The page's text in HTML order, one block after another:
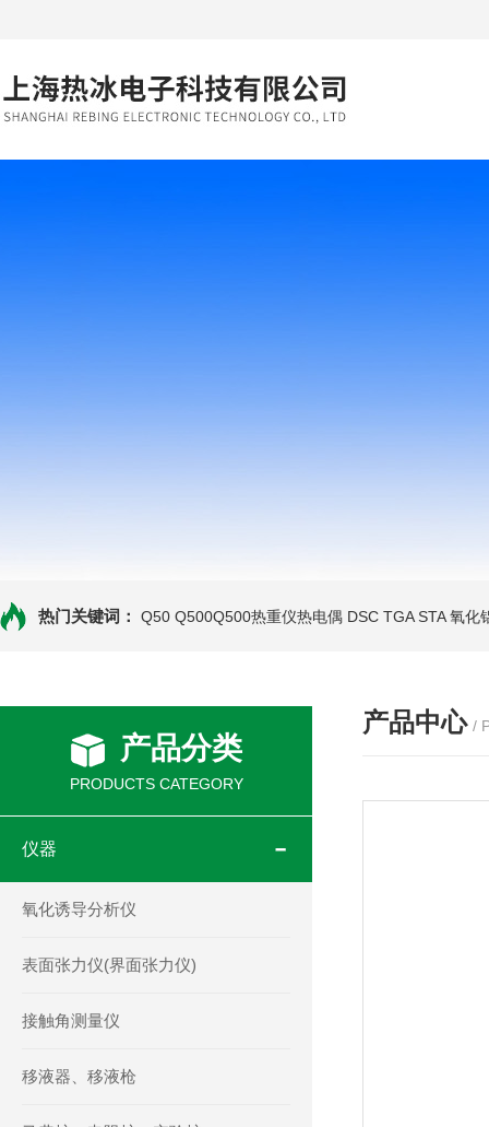
热门关键词： Q50 Q500Q500热重仪热电偶 DSC TGA STA 氧化
产品分类
PRODUCTS CATEGORY
仪器
氧化诱导分析仪
表面张力仪(界面张力仪)
接触角测量仪
移液器、移液枪
产品中心 /